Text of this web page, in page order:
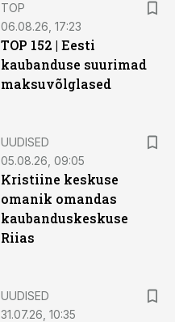
TOP
06.08.26, 17:23
TOP 152 | Eesti
kaubanduse suurimad
maksuvõlglased
UUDISED
05.08.26, 09:05
Kristiine keskuse
omanik omandas
kaubanduskeskuse
Riias
UUDISED
31.07.26, 10:35